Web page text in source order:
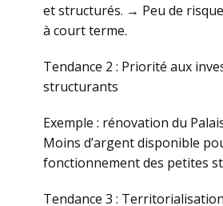
et structurés. → Peu de
à court terme.
Tendance 2 : Priorité aux
structurants
Exemple : rénovation du
Moins d’argent disponible
fonctionnement des petites
Tendance 3 :